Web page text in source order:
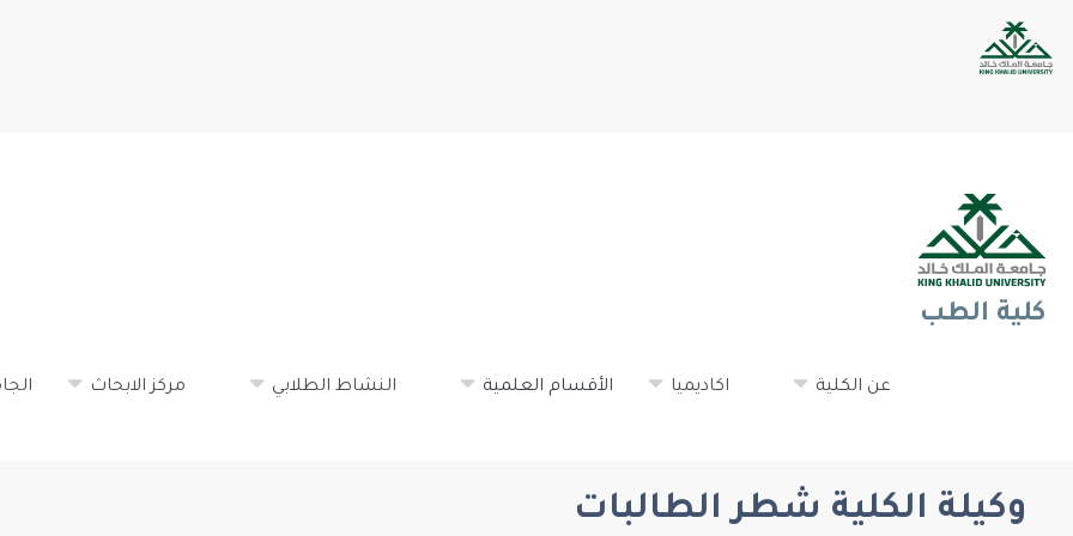
كلية الطب
عن الكلية اكاديميا الأقسام العلمية النشاط الطلابي مركز الابحاث
وكيلة الكلية شطر الطالبات